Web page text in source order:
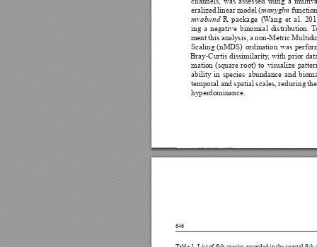
manyglm
mvabund     
     

  
   
   
    


646